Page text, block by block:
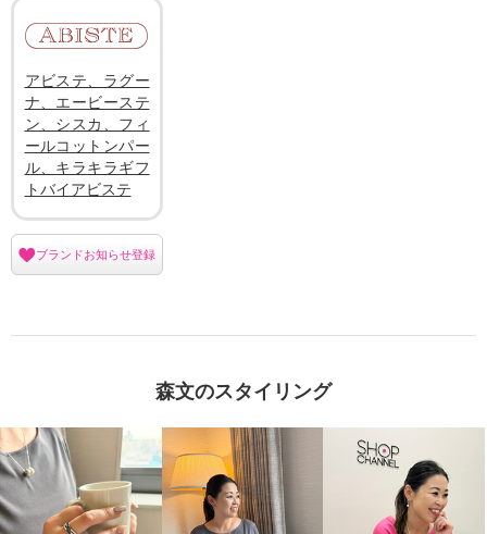
アビステ、ラグー
ナ、エービーステ
ン、シスカ、フィ
ールコットンパー
ル、キラキラギフ
トバイアビステ
ブランドお知らせ登録
森文のスタイリング